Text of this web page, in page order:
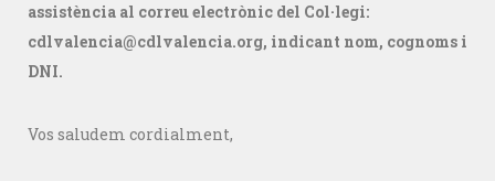
assistència al correu electrònic del Col·legi:
cdlvalencia@cdlvalencia.org, indicant nom, cognoms i
DNI.
Vos saludem cordialment,